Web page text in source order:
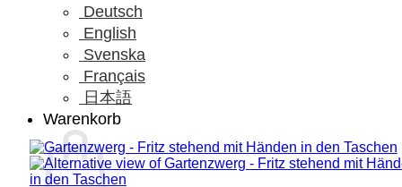
Deutsch
English
Svenska
Français
日本語
Warenkorb